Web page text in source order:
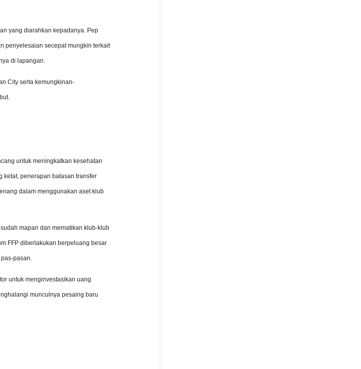
yang diarahkan kepadanya. Pep
penyelesaian secepat mungkin terkait
di lapangan.
City serta kemungkinan-
untuk meningkatkan kesehatan
penerapan batasan transfer
dalam menggunakan aset klub
mapan dan mematikan klub-klub
FFP diberlakukan berpeluang besar
pasan.
untuk menginvestasikan uang
munculnya pesaing baru